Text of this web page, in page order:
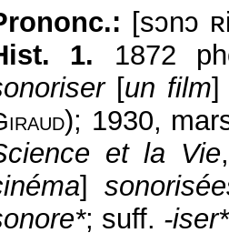
[sɔnɔ
1. 1872
[un film]
); 1930,
et la Vie
]
; suff. -iser*